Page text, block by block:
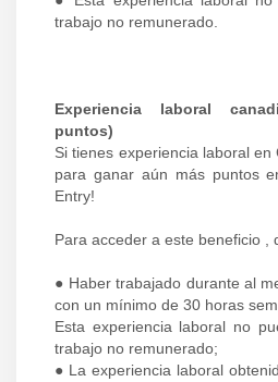
trabajo no remunerado.
Experiencia laboral
puntos)
Si tienes experiencia laboral en
para ganar aún más puntos
Entry!
Para acceder a este beneficio ,
● Haber trabajado durante al
con un mínimo de 30 horas
Esta experiencia laboral no
trabajo no remunerado;
● La experiencia laboral